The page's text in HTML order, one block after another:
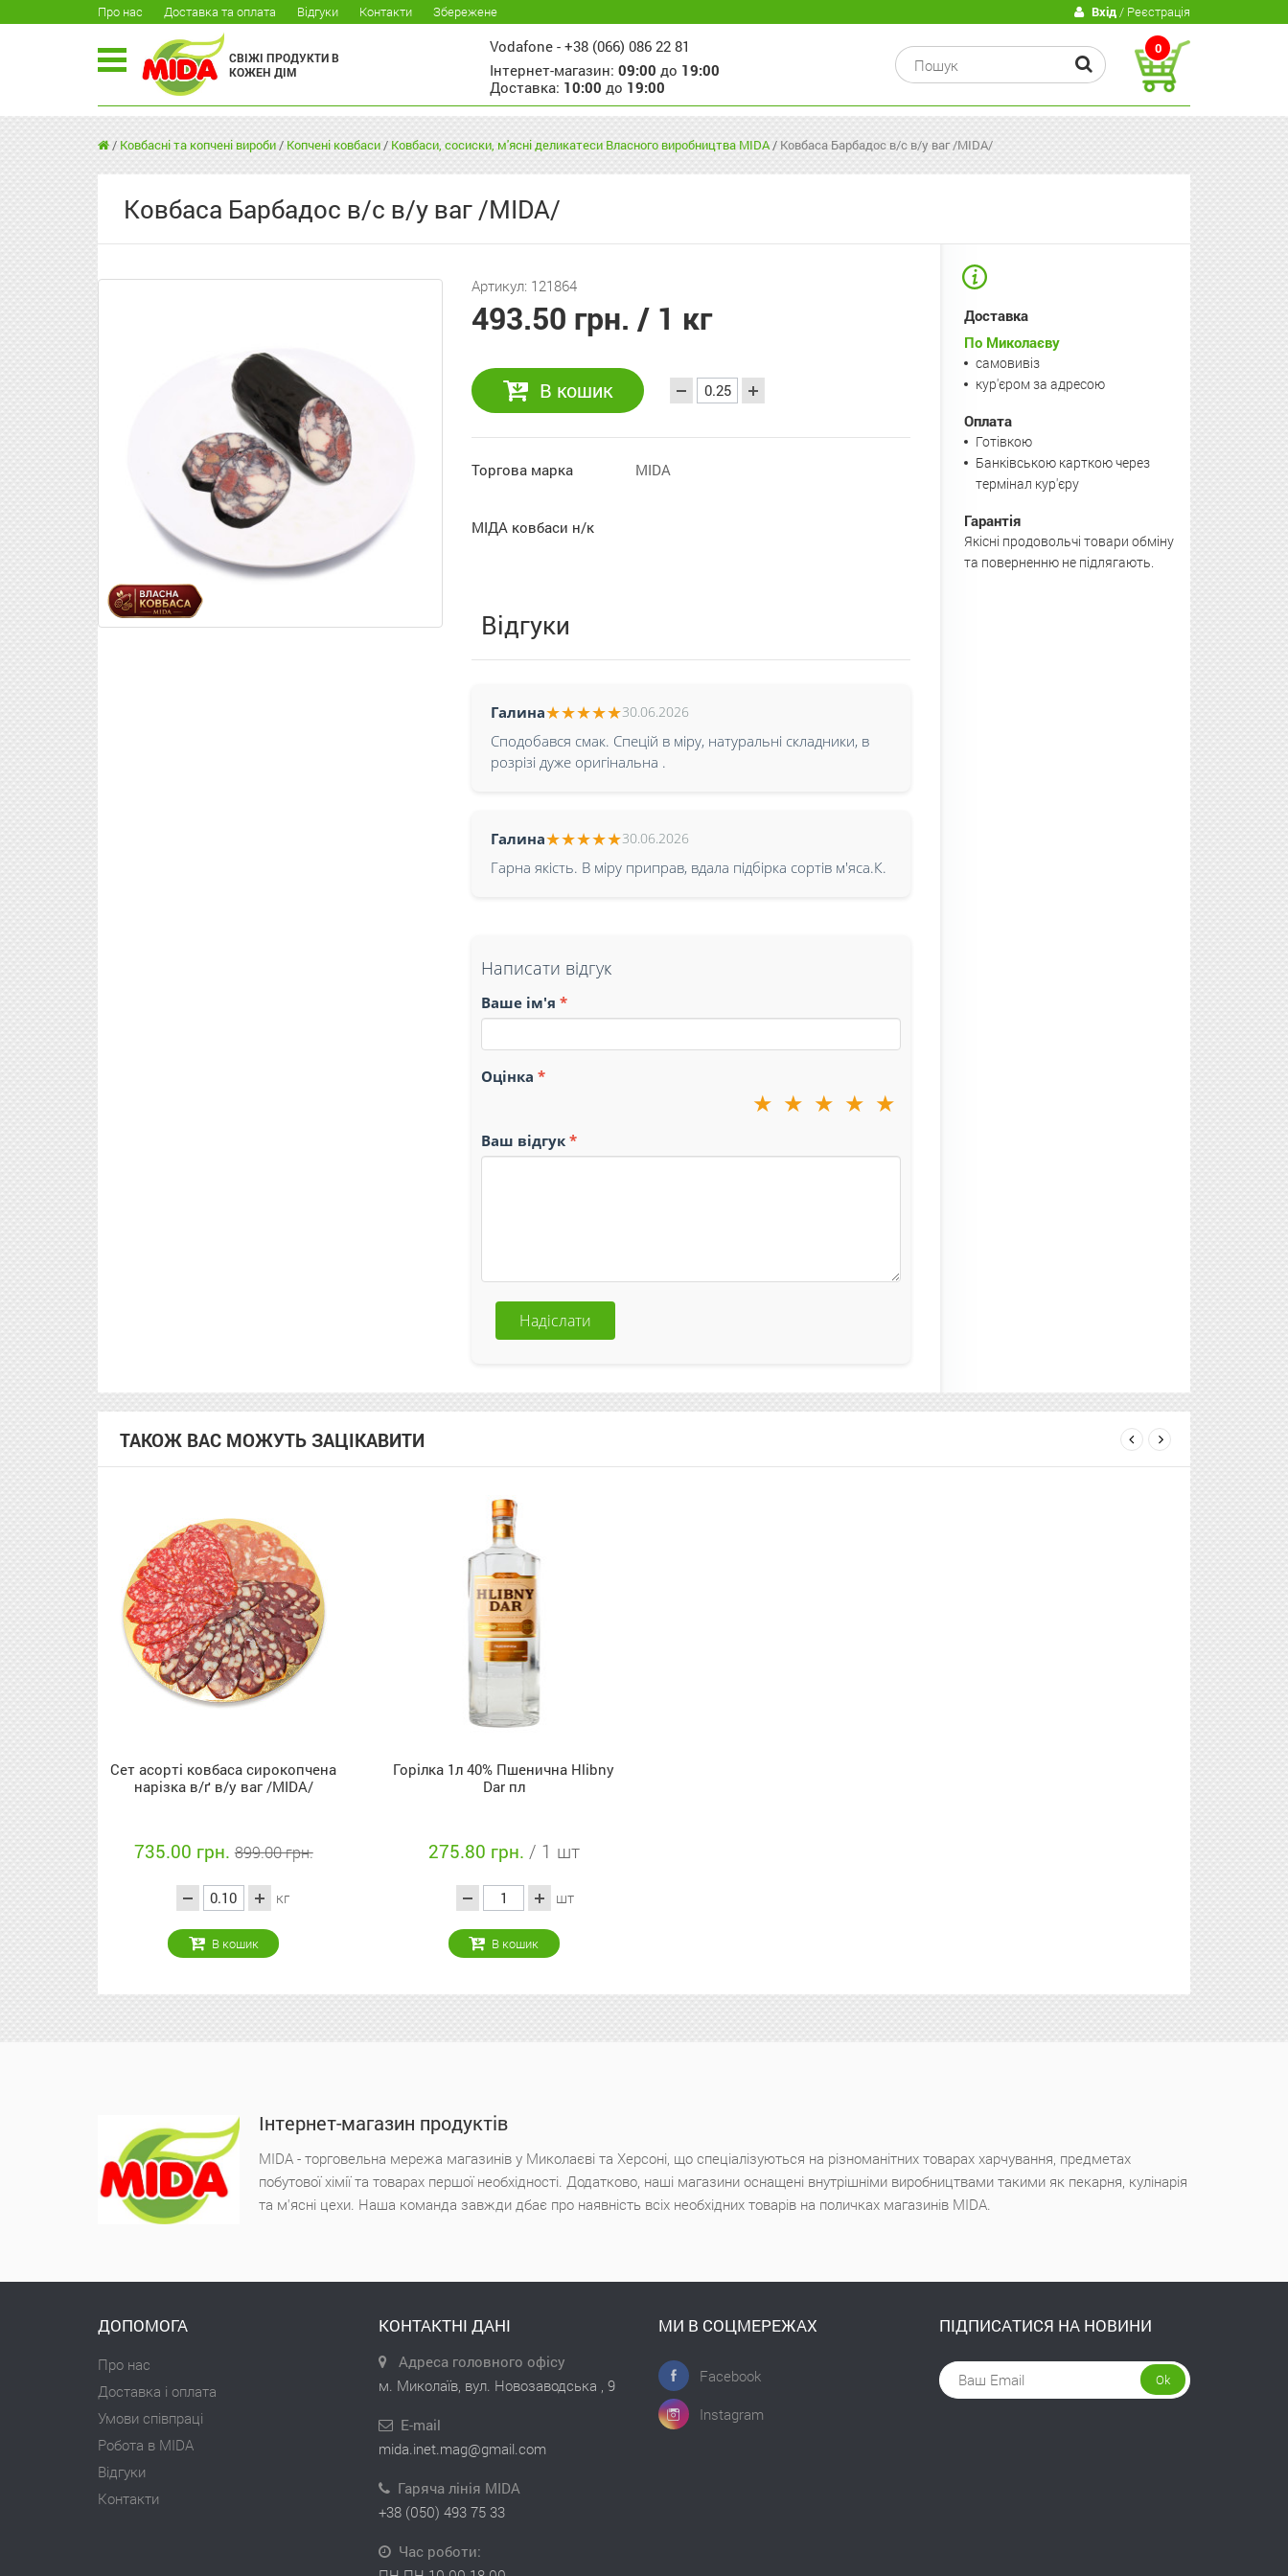
Про нас Доставка та оплата Відгуки Контакти Збережене Вхід/ Реєстрація
СВІЖІ ПРОДУКТИ В
КОЖЕН ДІМ
Vodafone - +38 (066) 086 22 81
Інтернет-магазин: 09:00 до 19:00
Доставка: 10:00 до 19:00
0
/ Ковбасні та копчені вироби/ Копчені ковбаси/ Ковбаси, сосиски, м'ясні деликатеси Власного виробництва MIDA/ Ковбаса Барбадос в/с в/у ваг /MIDA/
Ковбаса Барбадос в/с в/у ваг /MIDA/
Артикул: 121864
493.50 грн. / 1 кг
В кошик
Торгова марка MIDA
МІДА ковбаси н/к
Відгуки
Галина★★★★★30.06.2026
Сподобався смак. Спецій в міру, натуральні складники, в
розрізі дуже оригінальна .
Галина★★★★★30.06.2026
Гарна якість. В міру приправ, вдала підбірка сортів м'яса.К.
Написати відгук
Ваше ім'я
Оцінка
★
★
★
★
★
Ваш відгук
Надіслати
Доставка
По Миколаєву
самовивіз
кур'єром за адресою
Оплата
Готівкою
Банківською карткою через
термінал кур'єру
Гарантія
Якісні продовольчі товари обміну
та поверненню не підлягають.
ТАКОЖ ВАС МОЖУТЬ ЗАЦІКАВИТИ
Сет асорті ковбаса сирокопчена
нарізка в/ґ в/у ваг /MIDA/
735.00 грн.899.00 грн.
кг
В кошик
Горілка 1л 40% Пшенична Hlibny
Dar пл
275.80 грн. / 1 шт
шт
В кошик
prev
next
Інтернет-магазин продуктів
MIDA - торговельна мережа магазинів у Миколаєві та Херсоні, що спеціалізуються на різноманітних товарах харчування, предметах
побутової хімії та товарах першої необхідності. Додатково, наші магазини оснащені внутрішніми виробництвами такими як пекарня, кулінарія
та м'ясні цехи. Наша команда завжди дбає про наявність всіх необхідних товарів на поличках магазинів MIDA.
ДОПОМОГА
Про нас
Доставка і оплата
Умови співпраці
Робота в MIDA
Відгуки
Контакти
КОНТАКТНІ ДАНІ
Адреса головного офісу
м. Миколаїв, вул. Новозаводська , 9
E-mail
mida.inet.mag@gmail.com
Гаряча лінія MIDA
+38 (050) 493 75 33
Час роботи:
МИ В СОЦМЕРЕЖАХ
Facebook
Instagram
ПІДПИСАТИСЯ НА НОВИНИ
Ok